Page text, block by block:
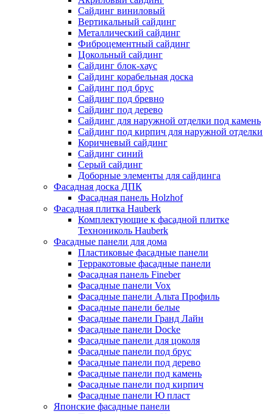
Сайдинг виниловый
Вертикальный сайдинг
Металлический сайдинг
Фиброцементный сайдинг
Цокольный сайдинг
Сайдинг блок-хаус
Сайдинг корабельная доска
Сайдинг под брус
Сайдинг под бревно
Сайдинг под дерево
Сайдинг для наружной отделки под камень
Сайдинг под кирпич для наружной отделки
Коричневый сайдинг
Сайдинг синий
Серый сайдинг
Доборные элементы для сайдинга
Фасадная доска ДПК
Фасадная панель Holzhof
Фасадная плитка Hauberk
Комплектующие к фасадной плитке
Технониколь Hauberk
Фасадные панели для дома
Пластиковые фасадные панели
Терракотовые фасадные панели
Фасадная панель Fineber
Фасадные панели Vox
Фасадные панели Альта Профиль
Фасадные панели белые
Фасадные панели Гранд Лайн
Фасадные панели Docke
Фасадные панели для цоколя
Фасадные панели под брус
Фасадные панели под дерево
Фасадные панели под камень
Фасадные панели под кирпич
Фасадные панели Ю пласт
Японские фасадные панели